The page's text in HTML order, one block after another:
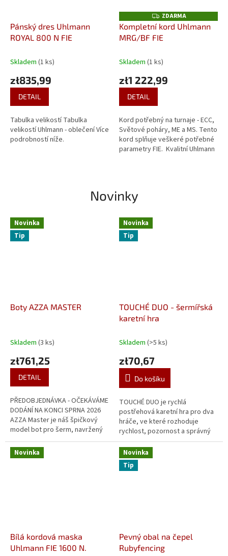
Pánský dres Uhlmann
ROYAL 800 N FIE
Skladem (1 ks)
zł835,99
DETAIL
Tabulka velikostí Tabulka
velikostí Uhlmann - oblečení Více
podrobností níže.
Z
D
A
R
ZDARMA
Kompletní kord Uhlmann
MRG/BF FIE
Skladem (1 ks)
zł1 222,99
DETAIL
Kord potřebný na turnaje - ECC,
Světové poháry, ME a MS. Tento
kord splňuje veškeré potřebné
parametry FIE. Kvalitní Uhlmann
Novinky
Novinka
Tip
Boty AZZA MASTER
Skladem (3 ks)
zł761,25
DETAIL
PŘEDOBJEDNÁVKA - OČEKÁVÁME
DODÁNÍ NA KONCI SPRNA 2026
AZZA Master je náš špičkový
model bot pro šerm, navržený
pro precizní kontrolu přední
části chodidla. Nastavte si
odraz...
Novinka
Tip
TOUCHÉ DUO - šermířská
karetní hra
Skladem (>5 ks)
zł70,67
Do košíku
TOUCHÉ DUO je rychlá
postřehová karetní hra pro dva
hráče, ve které rozhoduje
rychlost, pozornost a správný
moment k útoku. Najdi shodný
symbol, reaguj dřív než soupeř
a zasáhni...
Novinka
Bílá kordová maska
Uhlmann FIE 1600 N.
Novinka
Tip
Pevný obal na čepel
Rubyfencing